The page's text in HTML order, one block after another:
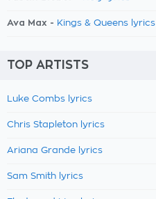
Ava Max - Kings & Queens lyrics
TOP ARTISTS
Luke Combs lyrics
Chris Stapleton lyrics
Ariana Grande lyrics
Sam Smith lyrics